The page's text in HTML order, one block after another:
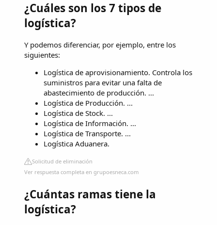
¿Cuáles son los 7 tipos de
logística?
Y podemos diferenciar, por ejemplo, entre los
siguientes:
Logística de aprovisionamiento. Controla los
suministros para evitar una falta de
abastecimiento de producción. ...
Logística de Producción. ...
Logística de Stock. ...
Logística de Información. ...
Logística de Transporte. ...
Logística Aduanera.
Solicitud de eliminación
Ver respuesta completa en grupoesneca.com
¿Cuántas ramas tiene la
logística?